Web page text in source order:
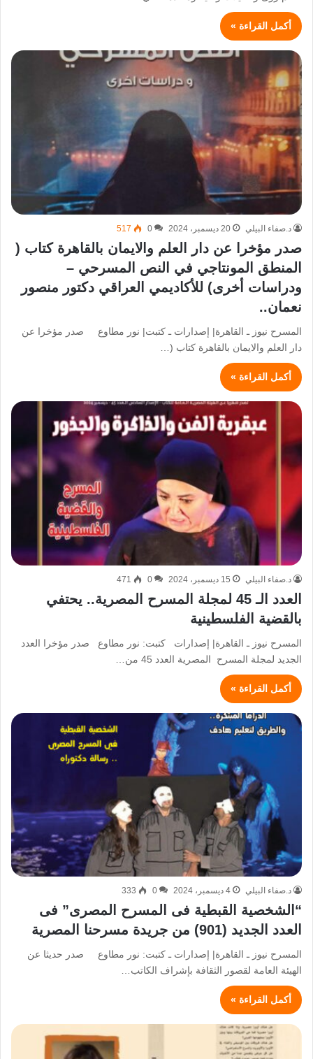
أكمل القراءة »
د.صفاء البيلي 20 ديسمبر، 2024 0
517
صدر مؤخرا عن دار العلم والايمان بالقاهرة كتاب (
المنطق المونتاجي في النص المسرحي –
ودراسات أخرى) للأكاديمي العراقي دكتور منصور
نعمان..
المسرح نيوز ـ القاهرة| إصدارات ـ كتبت| نور مطاوع صدر مؤخرا عن
دار العلم والايمان بالقاهرة كتاب (…
أكمل القراءة »
د.صفاء البيلي 15 ديسمبر، 2024 0
471
العدد الـ 45 لمجلة المسرح المصرية.. يحتفي
بالقضية الفلسطينية
المسرح نيوز ـ القاهرة| إصدارات كتبت: نور مطاوع صدر مؤخرا العدد
الجديد لمجلة المسرح المصرية العدد 45 من…
أكمل القراءة »
د.صفاء البيلي 4 ديسمبر، 2024 0
333
“الشخصية القبطية فى المسرح المصرى” فى
العدد الجديد (901) من جريدة مسرحنا المصرية
المسرح نيوز ـ القاهرة| إصدارات ـ كتبت: نور مطاوع صدر حديثا عن
الهيئة العامة لقصور الثقافة بإشراف الكاتب…
أكمل القراءة »